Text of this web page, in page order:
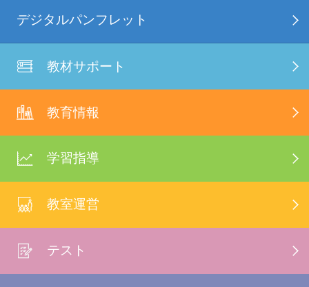
デジタルパンフレット
教材サポート
教育情報
学習指導
教室運営
テスト